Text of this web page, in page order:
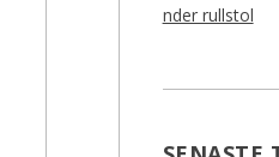
nder rullstol